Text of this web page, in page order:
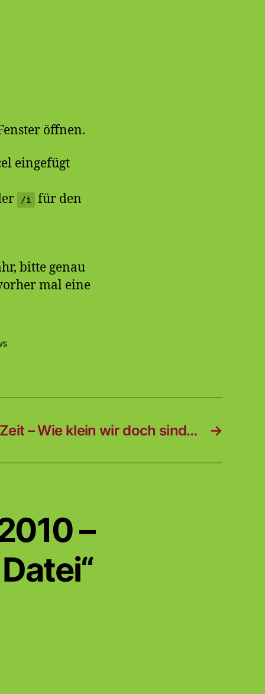
öffnen.
eingefügt
/i
für den
bitte genau
mal eine
→
– Wie klein wir doch sind…
–